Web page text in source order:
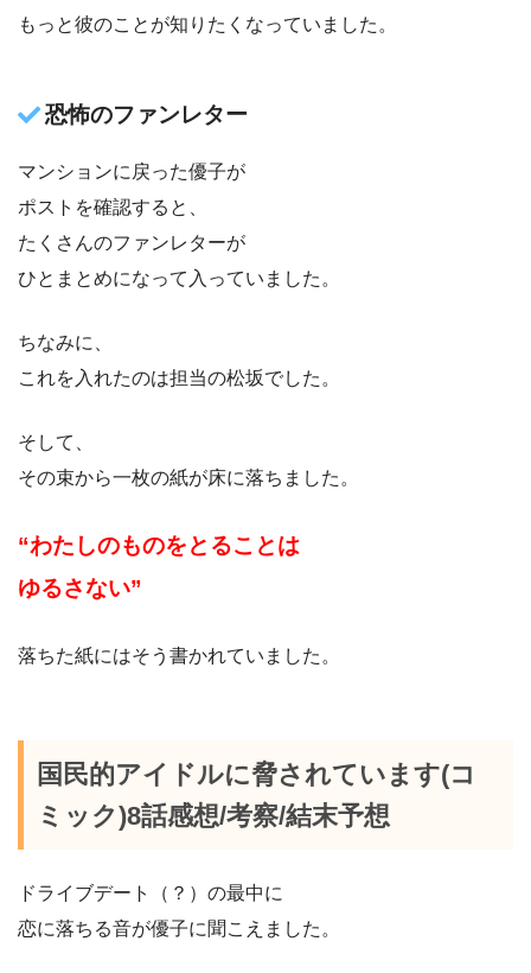
もっと彼のことが知りたくなっていました。
恐怖のファンレター
マンションに戻った優子が
ポストを確認すると、
たくさんのファンレターが
ひとまとめになって入っていました。
ちなみに、
これを入れたのは担当の松坂でした。
そして、
その束から一枚の紙が床に落ちました。
“わたしのものをとることは
ゆるさない”
落ちた紙にはそう書かれていました。
国民的アイドルに脅されています(コ
ミック)8話感想/考察/結末予想
ドライブデート（？）の最中に
恋に落ちる音が優子に聞こえました。